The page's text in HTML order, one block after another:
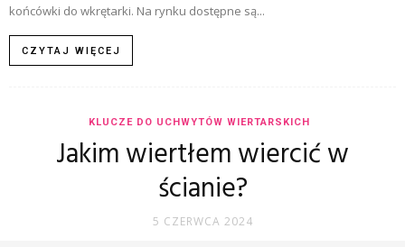
końcówki do wkrętarki. Na rynku dostępne są...
CZYTAJ WIĘCEJ
KLUCZE DO UCHWYTÓW WIERTARSKICH
Jakim wiertłem wiercić w
ścianie?
5 CZERWCA 2024